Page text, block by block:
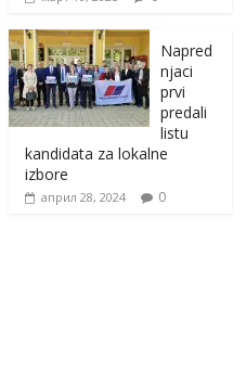
Napred
njaci
prvi
predali
listu
kandidata za lokalne
izbore
април 28, 2024 0